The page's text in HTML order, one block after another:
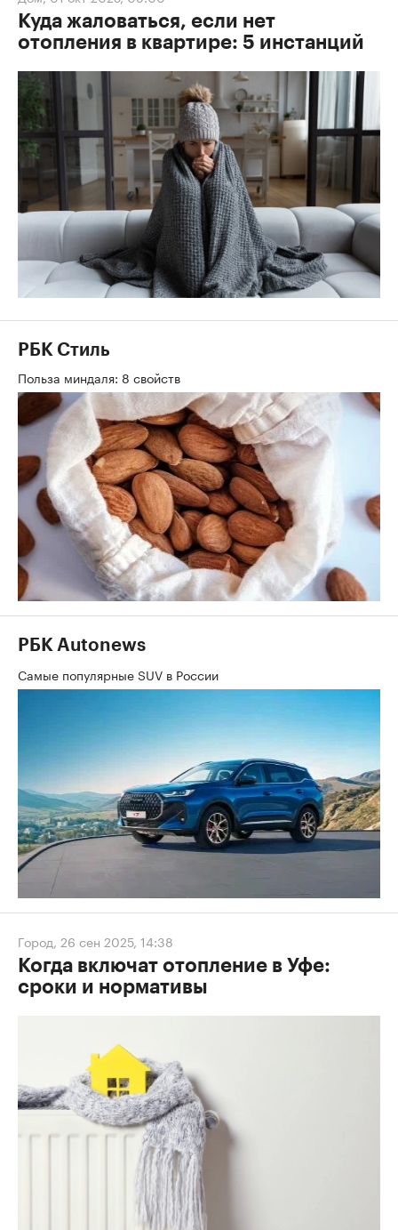
Куда жаловаться, если нет
отопления в квартире: 5 инстанций
РБК Стиль
Польза миндаля: 8 свойств
РБК Autonews
Самые популярные SUV в России
Город, 26 сен 2025, 14:38
Когда включат отопление в Уфе:
сроки и нормативы